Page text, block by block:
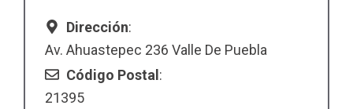
Dirección:
Av. Ahuastepec 236 Valle De Puebla
Código Postal:
21395